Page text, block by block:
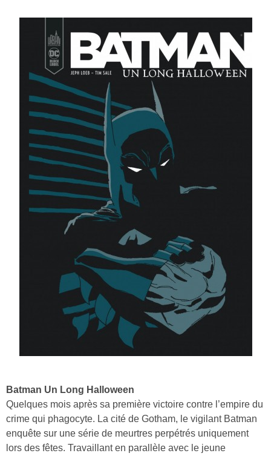
Batman Un Long Halloween
Quelques mois après sa première victoire contre l’empire du
crime qui phagocyte. La cité de Gotham, le vigilant Batman
enquête sur une série de meurtres perpétrés uniquement
lors des fêtes. Travaillant en parallèle avec le jeune